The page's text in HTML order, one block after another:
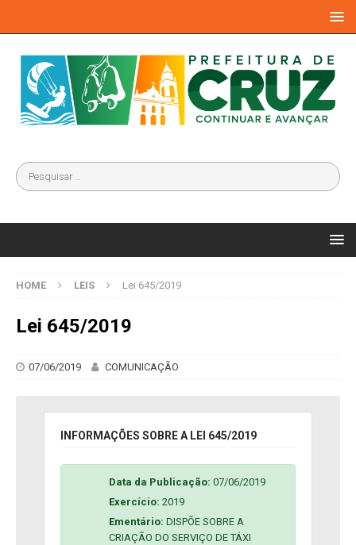
HOME LEIS Lei 645/2019
Lei 645/2019
07/06/2019 COMUNICAÇÃO
INFORMAÇÕES SOBRE A LEI 645/2019
Data da Publicação: 07/06/2019
Exercício: 2019
Ementário: DISPÕE SOBRE A
CRIAÇÃO DO SERVIÇO DE TÁXI